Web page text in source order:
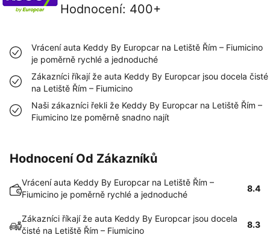
Hodnocení: 400+
Vrácení auta Keddy By Europcar na Letiště Řím – Fiumicino
je poměrně rychlé a jednoduché
Zákazníci říkají že auta Keddy By Europcar jsou docela čisté
na Letiště Řím – Fiumicino
Naši zákazníci řekli že Keddy By Europcar na Letiště Řím –
Fiumicino lze poměrně snadno najít
Hodnocení Od Zákazníků
Vrácení auta Keddy By Europcar na Letiště Řím –
Fiumicino je poměrně rychlé a jednoduché
8.4
Zákazníci říkají že auta Keddy By Europcar jsou docela
čisté na Letiště Řím – Fiumicino
8.3